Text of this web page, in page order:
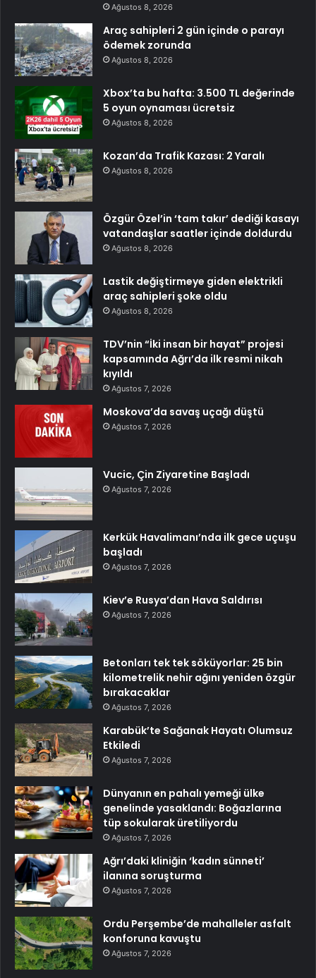
Ağustos 8, 2026
Araç sahipleri 2 gün içinde o parayı
ödemek zorunda
Ağustos 8, 2026
Xbox’ta bu hafta: 3.500 TL değerinde
5 oyun oynaması ücretsiz
Ağustos 8, 2026
Kozan’da Trafik Kazası: 2 Yaralı
Ağustos 8, 2026
Özgür Özel’in ‘tam takır’ dediği kasayı
vatandaşlar saatler içinde doldurdu
Ağustos 8, 2026
Lastik değiştirmeye giden elektrikli
araç sahipleri şoke oldu
Ağustos 8, 2026
TDV’nin “İki insan bir hayat” projesi
kapsamında Ağrı’da ilk resmi nikah
kıyıldı
Ağustos 7, 2026
Moskova’da savaş uçağı düştü
Ağustos 7, 2026
Vucic, Çin Ziyaretine Başladı
Ağustos 7, 2026
Kerkük Havalimanı’nda ilk gece uçuşu
başladı
Ağustos 7, 2026
Kiev’e Rusya’dan Hava Saldırısı
Ağustos 7, 2026
Betonları tek tek söküyorlar: 25 bin
kilometrelik nehir ağını yeniden özgür
bırakacaklar
Ağustos 7, 2026
Karabük’te Sağanak Hayatı Olumsuz
Etkiledi
Ağustos 7, 2026
Dünyanın en pahalı yemeği ülke
genelinde yasaklandı: Boğazlarına
tüp sokularak üretiliyordu
Ağustos 7, 2026
Ağrı’daki kliniğin ‘kadın sünneti’
ilanına soruşturma
Ağustos 7, 2026
Ordu Perşembe’de mahalleler asfalt
konforuna kavuştu
Ağustos 7, 2026